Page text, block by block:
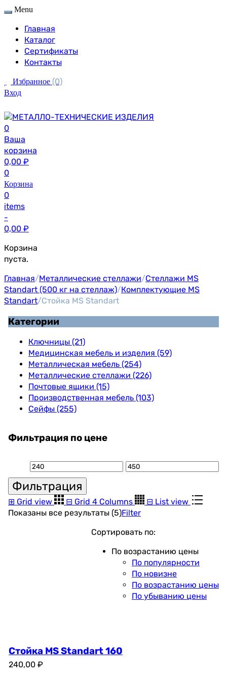
Menu
Главная
Каталог
Сертификаты
Контакты
Избранное (0)
Вход
0
Ваша
корзина
0,00 ₽
0
Корзина
0
items
-
0,00 ₽
Корзина
пуста.
Главная/Металлические стеллажи/Стеллажи MS
Standart (500 кг на стеллаж)/Комплектующие MS
Standart/Стойка MS Standart
Категории
Ключницы (21)
Медицинская мебель и изделия (59)
Металлическая мебель (254)
Металлические стеллажи (226)
Почтовые ящики (15)
Производственная мебель (103)
Сейфы (255)
Фильтрация по цене
Минимальная
цена
Максимальная
Фильтрация
⊞ Grid view ⊟ Grid 4 Columns ⊟ List view
Показаны все результаты (5)Цены:
возрастанию
Filter
Сортировать по:
По возрастанию цены
По популярности
По новизне
По возрастанию цены
По убыванию цены
Стойка MS Standart 160
240,00 ₽